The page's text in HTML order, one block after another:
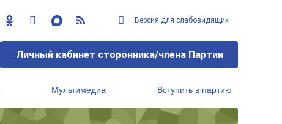
Версия для слабовидящих
Личный кабинет сторонника/члена Партии
Мультимедиа Вступить в партию